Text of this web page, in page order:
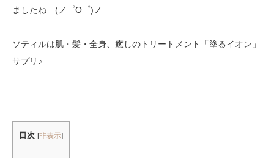
ましたね (ノ゜O゜)ノ
ソティルは肌・髪・全身、癒しのトリートメント「塗るイオン」
サプリ♪
目次 [非表示]